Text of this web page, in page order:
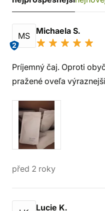
MS
2
Michaela S.
Príjemný čaj. Oproti
pražené oveľa
před 2 roky
Lucie K.